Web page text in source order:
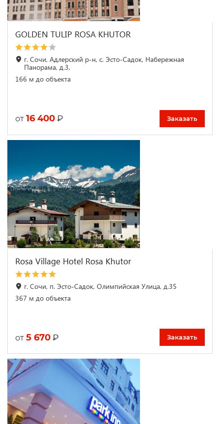
GOLDEN TULIP ROSA KHUTOR
г. Сочи, Адлерский р-н, с. Эсто-Садок, Набережная
Панорама, д.3,
166 м до объекта
от 16 400 ₽ Заказать
Rosa Village Hotel Rosa Khutor
г. Сочи, п. Эсто-Садок, Олимпийская Улица, д.35
367 м до объекта
от 5 670 ₽ Заказать